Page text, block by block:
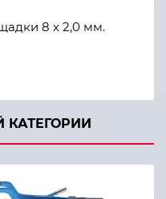
8 х 2,0 мм.
КАТЕГОРИИ